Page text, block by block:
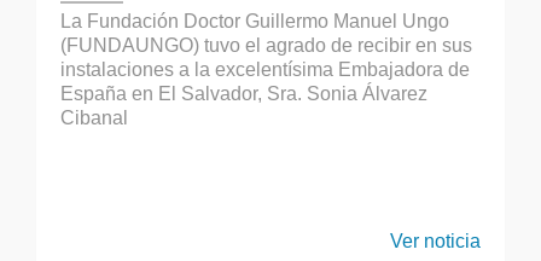
La Fundación Doctor Guillermo Manuel Ungo
(FUNDAUNGO) tuvo el agrado de recibir en sus
instalaciones a la excelentísima Embajadora de
España en El Salvador, Sra. Sonia Álvarez
Cibanal
Ver noticia